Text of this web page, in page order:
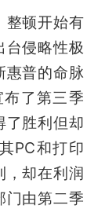
整顿开始有
台侵略性极
惠普的命脉
了第三季
了胜利但却
PC和打印
，却在利润
门由第二季